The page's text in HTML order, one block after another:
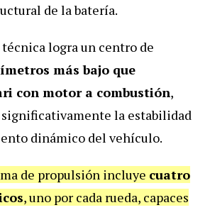
de la batería.
logra un centro de
más bajo que
con motor a combustión,
significativamente la estabilidad
dinámico del vehículo.
de propulsión incluye cuatro
, uno por cada rueda, capaces